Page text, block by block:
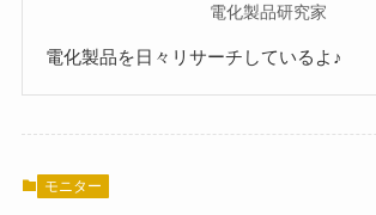
電化製品研究家
電化製品を日々リサーチしているよ♪
モニター